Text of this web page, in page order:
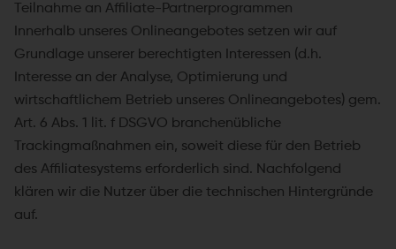
Teilnahme an Affiliate-Partnerprogrammen
Innerhalb unseres Onlineangebotes setzen wir auf
Grundlage unserer berechtigten Interessen (d.h.
Interesse an der Analyse, Optimierung und
wirtschaftlichem Betrieb unseres Onlineangebotes) gem.
Art. 6 Abs. 1 lit. f DSGVO branchenübliche
Trackingmaßnahmen ein, soweit diese für den Betrieb
des Affiliatesystems erforderlich sind. Nachfolgend
klären wir die Nutzer über die technischen Hintergründe
auf.